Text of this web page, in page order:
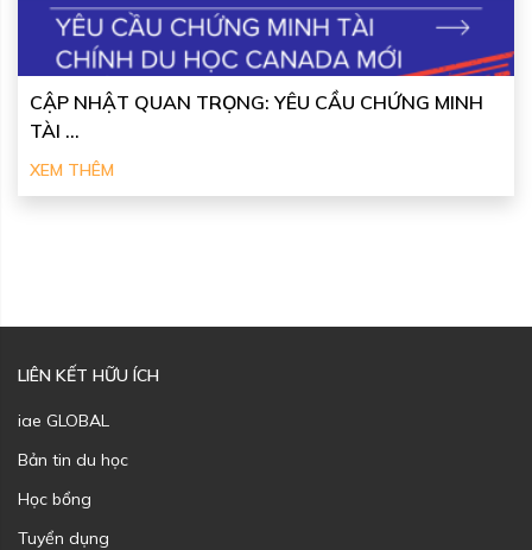
CẬP NHẬT QUAN TRỌNG: YÊU CẦU CHỨNG MINH
TÀI ...
XEM THÊM
LIÊN KẾT HỮU ÍCH
iae GLOBAL
Bản tin du học
Học bổng
Tuyển dụng